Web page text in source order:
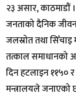
२३ असार,
जनताको दैनिक
जलस्रोत तथा
तत्काल समाधानको
दिन हटलाइन ११५० र
मन्त्रालयले जनाएको